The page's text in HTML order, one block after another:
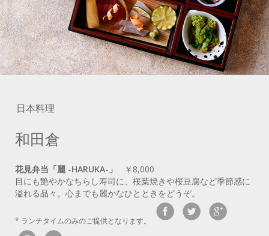
日本料理
和田倉
花見弁当「麗 -HARUKA-」
￥8,000
目にも艶やかなちらし寿司に、桜葉焼きや桜豆腐など季節感に
溢れる品々。心までも麗かなひとときをどうぞ。
* ランチタイムのみのご提供となります。